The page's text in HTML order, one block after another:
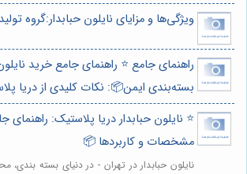
ویژگی‌ها و مزایای نایلون حبابدار:گروه
راهنمای جامع ⭐️ راهنمای جامع خرید
بسته‌بندی ایمن📦: نکات کلیدی از دریا
⭐️ نایلون حبابدار دریا پلاستیک: راهنمای
مشخصات و کاربردها 📦
نایلون حبابدار در تهران - در دنیای بسته